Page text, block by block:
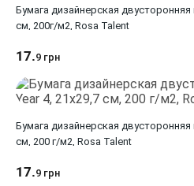
Бумага дизайнерская двусторонняя
см, 200г/м2, Rosa Talent
17.9 грн
Бумага дизайнерская двусторонняя
см, 200 г/м2, Rosa Talent
17.9 грн